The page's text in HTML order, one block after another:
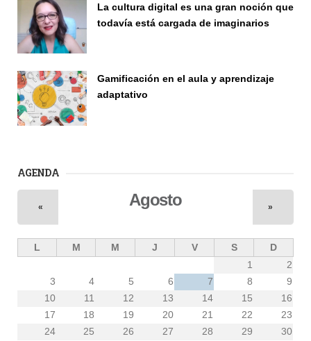
La cultura digital es una gran noción que
todavía está cargada de imaginarios
Gamificación en el aula y aprendizaje
adaptativo
AGENDA
Agosto
« »
L M M J V S
D
1
2
3
4 5 6 7 8
9
10
11 12 13 14 15
16
17
18 19 20 21 22
23
24
25 26 27 28 29
30